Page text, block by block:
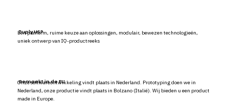
Zuply USP
Eén platform, ruime keuze aan oplossingen, modulair, bewezen technologieën,
uniek ontwerp van IQ-productreeks
Gemaakt in de EU
Onze softwareontwikkeling vindt plaats in Nederland. Prototyping doen we in
Nederland, onze productie vindt plaats in Bolzano (Italië). Wij bieden u een product
made in Europe.